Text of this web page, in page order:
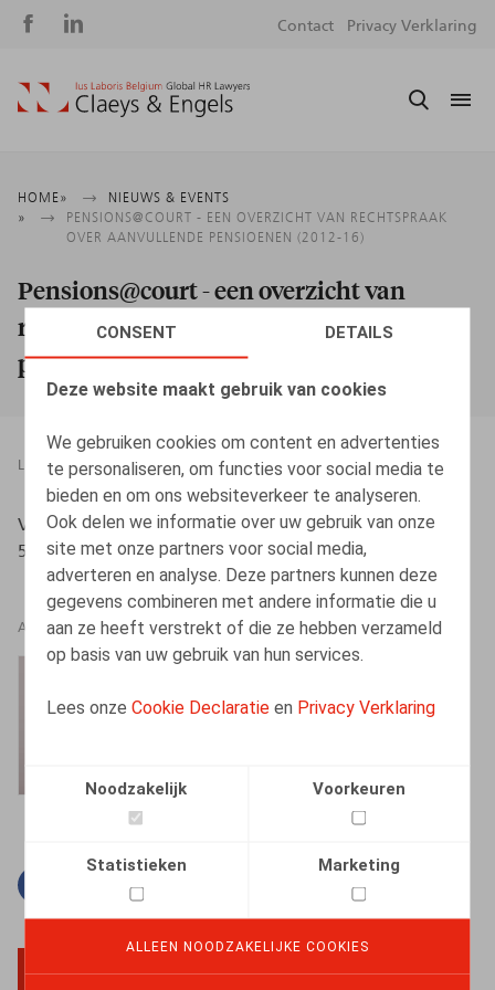
CONSENT DETAILS
Deze website maakt gebruik van cookies
We gebruiken cookies om content en advertenties
te personaliseren, om functies voor social media te
bieden en om ons websiteverkeer te analyseren.
Ook delen we informatie over uw gebruik van onze
site met onze partners voor social media,
adverteren en analyse. Deze partners kunnen deze
gegevens combineren met andere informatie die u
aan ze heeft verstrekt of die ze hebben verzameld
op basis van uw gebruik van hun services.
Lees onzeCookie Declaratie en Privacy Verklaring
Noodzakelijk Voorkeuren
Statistieken Marketing
ALLEEN NOODZAKELIJKE COOKIES
Social
Contact Privacy Verklaring
Kruimelpad
HOME
NIEUWS & EVENTS
PENSIONS@COURT - EEN OVERZICHT VAN RECHTSPRAAK
OVER AANVULLENDE PENSIOENEN (2012-16)
Pensions@court - een overzicht van
rechtspraak over aanvullende
pensioenen (2012-16)
LEGAL MAGAZINES PENSIOENEN 08.03.2017
Van Gysegem, J., Heylen, B., Oriëntatie, 2017/2, pp. 20-
54
AUTEURS
Senior Associate
Facebook
TwitterLinkedin